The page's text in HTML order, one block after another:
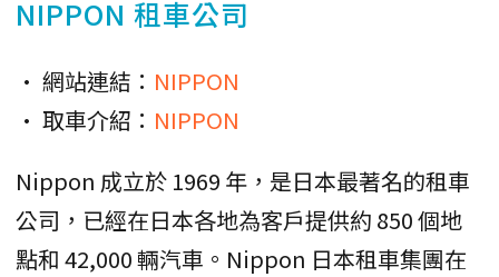
NIPPON 租車公司
• 網站連結： NIPPON
• 取車介紹： NIPPON
Nippon 成立於 1969 年，是日本最著名的租車
公司，已經在日本各地為客戶提供約 850 個地
點和 42,000 輛汽車。Nippon 日本租車集團在